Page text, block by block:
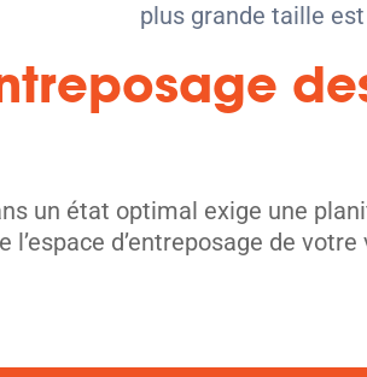
plus grande taille
un état optimal exige une
d’entreposage de